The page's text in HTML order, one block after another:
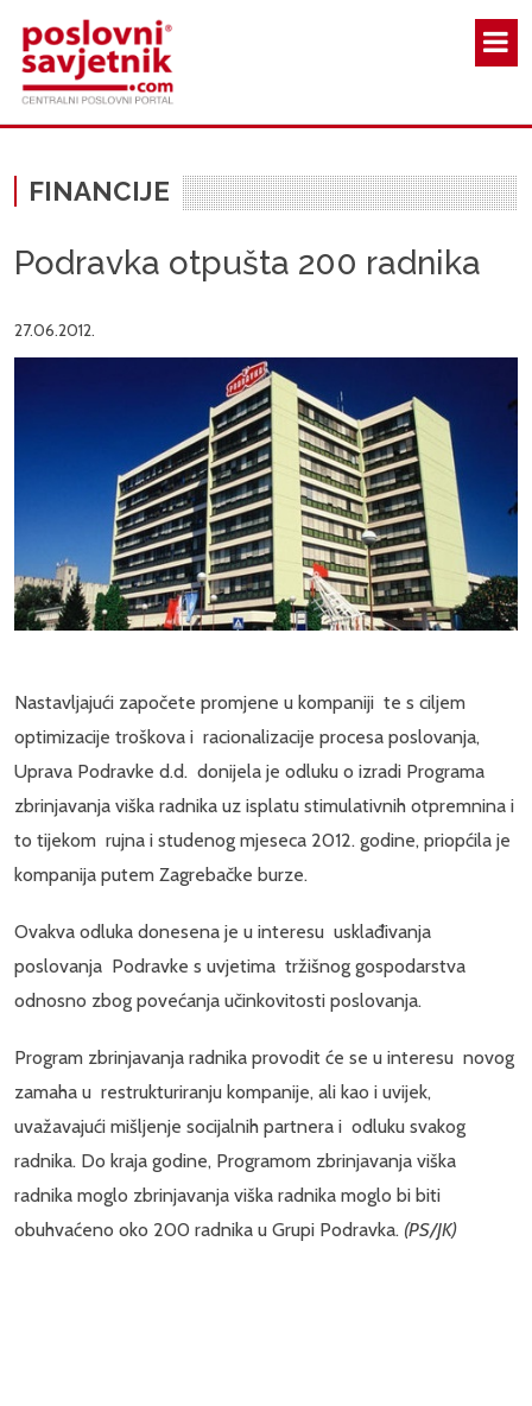
FINANCIJE
Podravka otpušta 200 radnika
27.06.2012.
Nastavljajući započete promjene u kompaniji te s ciljem
optimizacije troškova i racionalizacije procesa poslovanja,
Uprava Podravke d.d. donijela je odluku o izradi Programa
zbrinjavanja viška radnika uz isplatu stimulativnih otpremnina i
to tijekom rujna i studenog mjeseca 2012. godine, priopćila je
kompanija putem Zagrebačke burze.
Ovakva odluka donesena je u interesu usklađivanja
poslovanja Podravke s uvjetima tržišnog gospodarstva
odnosno zbog povećanja učinkovitosti poslovanja.
Program zbrinjavanja radnika provodit će se u interesu novog
zamaha u restrukturiranju kompanije, ali kao i uvijek,
uvažavajući mišljenje socijalnih partnera i odluku svakog
radnika. Do kraja godine, Programom zbrinjavanja viška
radnika moglo zbrinjavanja viška radnika moglo bi biti
obuhvaćeno oko 200 radnika u Grupi Podravka. (PS/JK)